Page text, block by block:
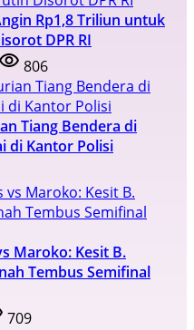
Rp1,8 Triliun untuk
DPR RI
806
Tiang Bendera di
di Kantor Polisi
Maroko: Kesit B.
Tembus Semifinal
709